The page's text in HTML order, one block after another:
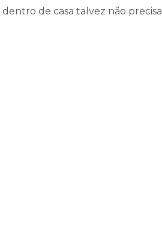
de casa talvez não precisa